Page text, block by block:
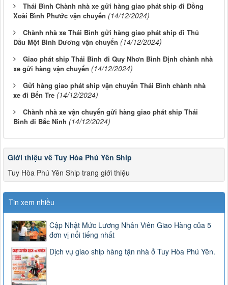
Thái Bình Chành nhà xe gửi hàng giao phát ship đi Đồng
Xoài Bình Phước vận chuyển (14/12/2024)
Chành nhà xe Thái Bình gửi hàng giao phát ship đi Thủ
Dầu Một Bình Dương vận chuyển (14/12/2024)
Giao phát ship Thái Bình đi Quy Nhơn Bình Định chành nhà
xe gửi hàng vận chuyển (14/12/2024)
Gửi hàng giao phát ship vận chuyển Thái Bình chành nhà
xe đi Bến Tre (14/12/2024)
Chành nhà xe vận chuyển gửi hàng giao phát ship Thái
Bình đi Bắc Ninh (14/12/2024)
Giới thiệu về Tuy Hòa Phú Yên Ship
Tuy Hòa Phú Yên Ship trang giới thiệu
Tin xem nhiều
Cập Nhật Mức Lương Nhân Viên Giao Hàng của 5
đơn vị nổi tiếng nhất
Dịch vụ giao ship hàng tận nhà ở Tuy Hòa Phú Yên.